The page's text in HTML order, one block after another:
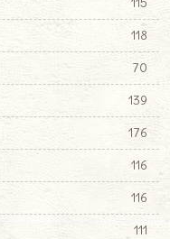
118
70
139
176
116
116
111